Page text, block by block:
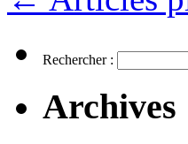
Rechercher :
Archives